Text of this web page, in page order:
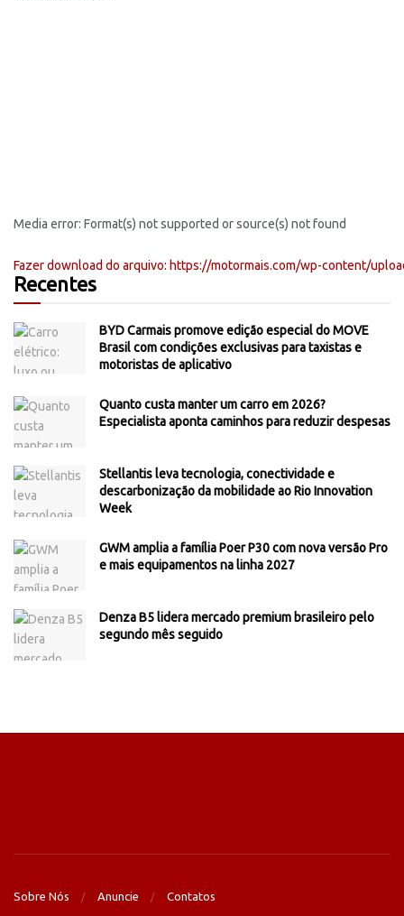
Media error: Format(s) not supported or source(s) not found
Fazer download do arquivo: https://motormais.com/wp-content/
00:00
Recentes
BYD Carmais promove edição especial do MOVE
Brasil com condições exclusivas para taxistas e
motoristas de aplicativo
Quanto custa manter um carro em 2026?
Especialista aponta caminhos para reduzir despesas
Stellantis leva tecnologia, conectividade e
descarbonização da mobilidade ao Rio Innovation
Week
GWM amplia a família Poer P30 com nova versão Pro
e mais equipamentos na linha 2027
Denza B5 lidera mercado premium brasileiro pelo
segundo mês seguido
Sobre Nós Anuncie Contatos